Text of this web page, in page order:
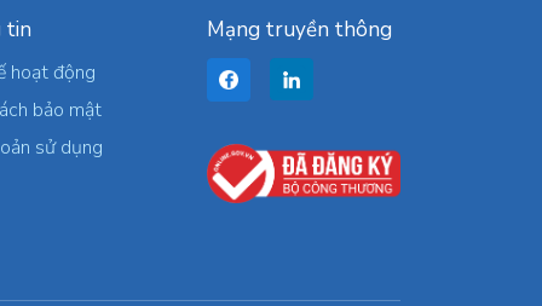
tin
hoạt động
bảo mật
sử dụng
Mạng truyền thông